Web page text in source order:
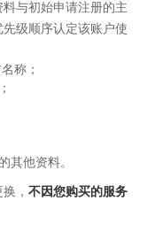
与初始申请注册的主
级顺序认定该账户使
称；
其他资料。
， 不因您购买的服务